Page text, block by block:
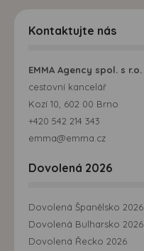
Kontaktujte nás
EMMA Agency spol. s r.o.
cestovní kancelář
Kozí 10, 602 00 Brno
+420 542 214 343
emma@emma.cz
Dovolená 2026
Dovolená Španělsko 2026
Dovolená Bulharsko 2026
Dovolená Řecko 2026